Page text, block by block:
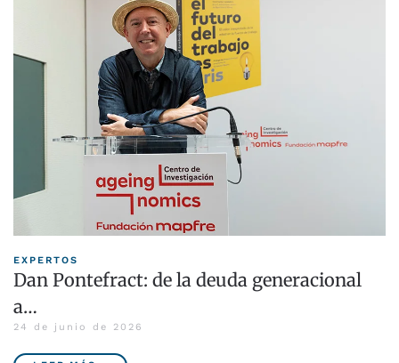
EXPERTOS
Dan Pontefract: de la deuda generacional
a…
24 de junio de 2026